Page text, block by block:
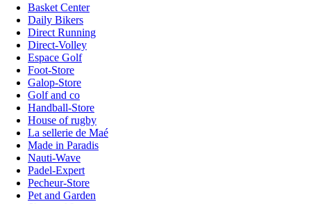
Basket Center
Daily Bikers
Direct Running
Direct-Volley
Espace Golf
Foot-Store
Galop-Store
Golf and co
Handball-Store
House of rugby
La sellerie de Maé
Made in Paradis
Nauti-Wave
Padel-Expert
Pecheur-Store
Pet and Garden